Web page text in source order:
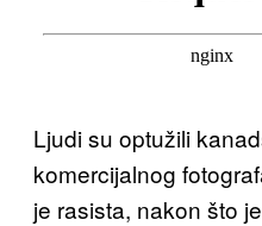
Ljudi su optužili
komercijalnog
je rasista, nakon što